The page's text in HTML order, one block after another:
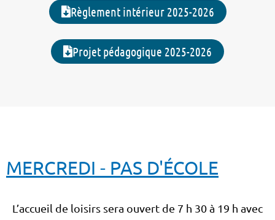
Règlement intérieur 2025-2026
Projet pédagogique 2025-2026
MERCREDI - PAS D'ÉCOLE
L’accueil de loisirs sera ouvert de 7 h 30 à 19 h avec